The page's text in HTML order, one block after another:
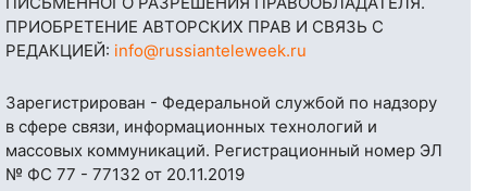
ПРИОБРЕТЕНИЕ АВТОРСКИХ ПРАВ И СВЯЗЬ С
РЕДАКЦИЕЙ: info@russianteleweek.ru
Зарегистрирован - Федеральной службой по надзору
в сфере связи, информационных технологий и
массовых коммуникаций. Регистрационный номер ЭЛ
№ ФС 77 - 77132 от 20.11.2019